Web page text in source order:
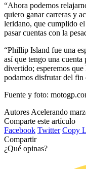
“Ahora podemos
quiero ganar carreras y
leridano, que cumplido
pasar cuentas con la
“Phillip Island fue una
así que tengo una
divertido; esperemos
podamos disfrutar del fin
Fuente y foto:
Autores Acelerando
Comparte este artículo
Facebook Twitter Copy
Compartir
¿Qué opinas?